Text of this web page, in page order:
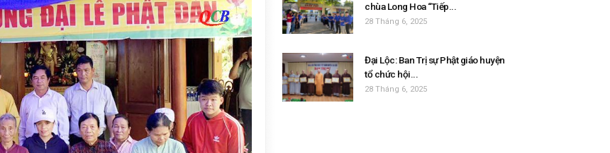
chùa Long Hoa “Tiếp...
28 Tháng 6, 2025
Đại Lộc: Ban Trị sự Phật giáo huyện
tổ chức hội...
28 Tháng 6, 2025